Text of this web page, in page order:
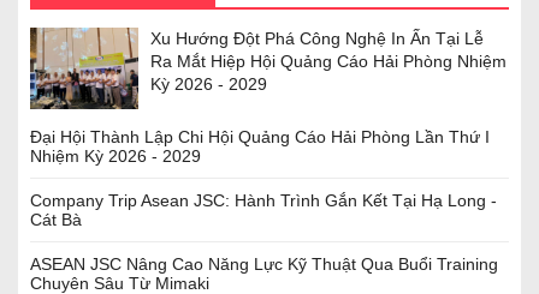
Xu Hướng Đột Phá Công Nghệ In Ấn Tại Lễ
Ra Mắt Hiệp Hội Quảng Cáo Hải Phòng Nhiệm
Kỳ 2026 - 2029
Đại Hội Thành Lập Chi Hội Quảng Cáo Hải Phòng Lần Thứ I
Nhiệm Kỳ 2026 - 2029
Company Trip Asean JSC: Hành Trình Gắn Kết Tại Hạ Long -
Cát Bà
ASEAN JSC Nâng Cao Năng Lực Kỹ Thuật Qua Buổi Training
Chuyên Sâu Từ Mimaki